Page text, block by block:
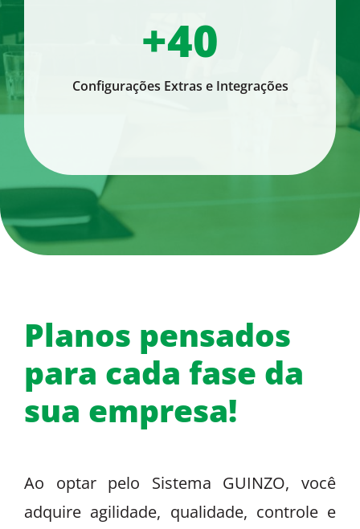
+40
Configurações Extras e Integrações
Planos pensados
para cada fase da
sua empresa!
Ao optar pelo Sistema GUINZO, você
adquire agilidade, qualidade, controle e